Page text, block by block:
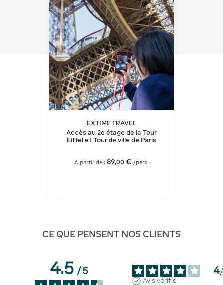
EXTIME TRAVEL
Accès au 2e étage de la Tour
Eiffel et Tour de ville de Paris
A partir de :89,00 € /pers.
CE QUE PENSENT NOS CLIENTS
4.5/5 4/
Avis vérifié